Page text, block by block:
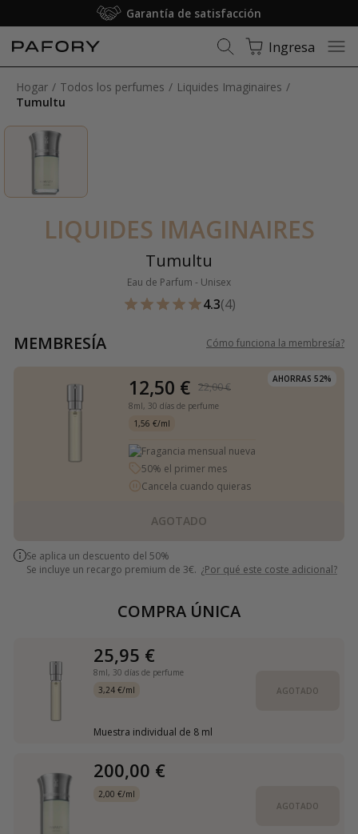
Garantía de satisfacción
Ingresa
Hogar Todos los perfumes
Liquides Imaginaires
Tumultu
LIQUIDES IMAGINAIRES
Tumultu
Eau de Parfum - Unisex
4.3(4)
MEMBRESÍA Cómo funciona la membresía?
AHORRAS 52%
12,50 € 22,00 €
8ml, 30 días de perfume
1,56 €/ml
Fragancia mensual nueva
50% el primer mes
Cancela cuando quieras
AGOTADO
Se aplica un descuento del 50%
Se incluye un recargo premium de 3€. ¿Por qué este coste adicional?
COMPRA ÚNICA
25,95 €
8ml, 30 días de perfume
3,24 €/ml
Muestra individual de 8 ml
AGOTADO
200,00 €
2,00 €/ml
AGOTADO